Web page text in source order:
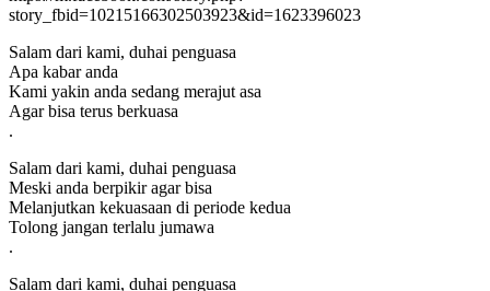
story_fbid=10215166302503923&id=1623396023
Salam dari kami, duhai penguasa
Apa kabar anda
Kami yakin anda sedang merajut asa
Agar bisa terus berkuasa
.
Salam dari kami, duhai penguasa
Meski anda berpikir agar bisa
Melanjutkan kekuasaan di periode kedua
Tolong jangan terlalu jumawa
.
Salam dari kami, duhai penguasa